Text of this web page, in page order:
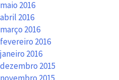
maio 2016
abril 2016
março 2016
fevereiro 2016
janeiro 2016
dezembro 2015